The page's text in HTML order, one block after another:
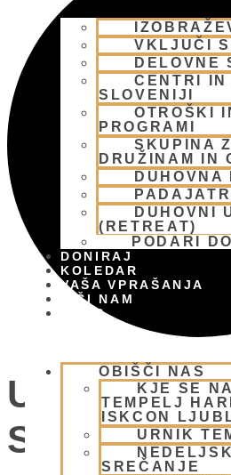
VKLJUČI
DELOVNE
CENTRI IN
SLOVENIJI
OTROŠKI
PROGRAMI
SKUPINA
DRUŽINAM IN
DUHOVNA
DUHOVNI
(RETREAT)
PODARI
DONIRAJ
KOLEDAR
VAŠA VPRAŠANJA
PIŠI NAM
BLOG
OBIŠČI NAS
KJE SE
TEMPELJ
ISKCON
URNIK
SREČANJE
UMIK
SMOLNIK